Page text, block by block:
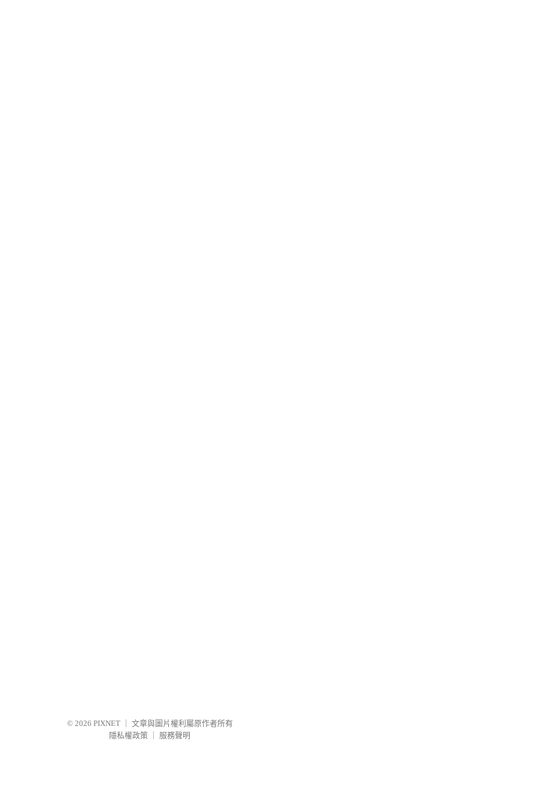
© 2026 PIXNET
文章與圖片權利屬原作者所有
隱私權政策
服務聲明